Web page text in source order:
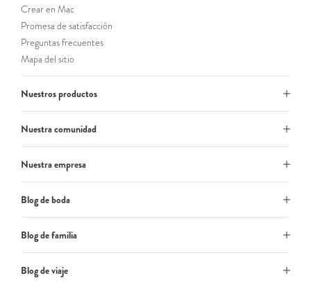
Crear en Mac
Promesa de satisfacción
Preguntas frecuentes
Mapa del sitio
Nuestros productos
Nuestra comunidad
Nuestra empresa
Blog de boda
Blog de familia
Blog de viaje